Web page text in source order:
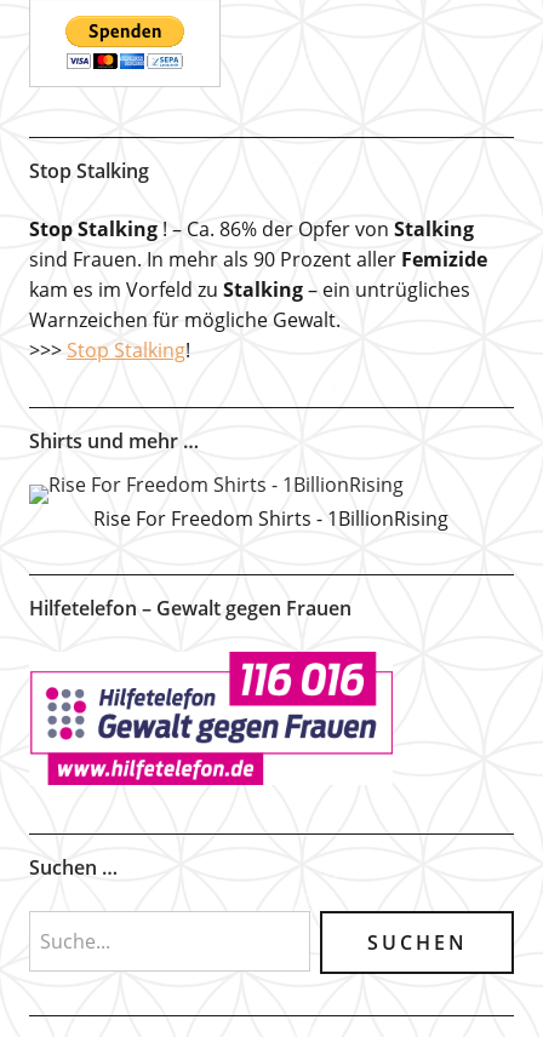
Stop Stalking
Stop Stalking! – Ca. 86% der Opfer von Stalking
sind Frauen. In mehr als 90 Prozent aller Femizide
kam es im Vorfeld zu Stalking– ein untrügliches
Warnzeichen für mögliche Gewalt.
>>> Stop Stalking!
Shirts und mehr …
Rise For Freedom Shirts - 1BillionRising
Hilfetelefon – Gewalt gegen Frauen
Suchen …